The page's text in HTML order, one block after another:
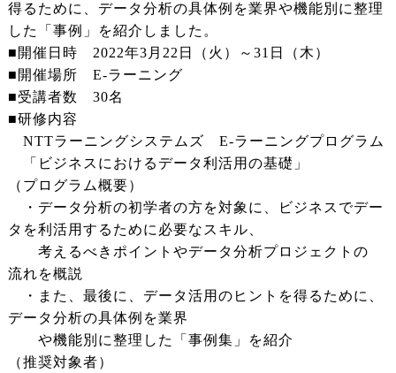
得るために、データ分析の具体例を業界や機能別に整理
した「事例」を紹介しました。
■開催日時 2022年3月22日（火）～31日（木）
■開催場所 E-ラーニング
■受講者数 30名
■研修内容
NTTラーニングシステムズ E-ラーニングプログラム
「ビジネスにおけるデータ利活用の基礎」
（プログラム概要）
・データ分析の初学者の方を対象に、ビジネスでデー
タを利活用するために必要なスキル、
考えるべきポイントやデータ分析プロジェクトの
流れを概説
・また、最後に、データ活用のヒントを得るために、
データ分析の具体例を業界
や機能別に整理した「事例集」を紹介
（推奨対象者）